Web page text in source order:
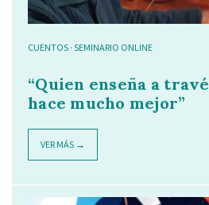
CUENTOS · SEMINARIO ONLINE
“Quien enseña a
hace mucho mejor”
VER MÁS →